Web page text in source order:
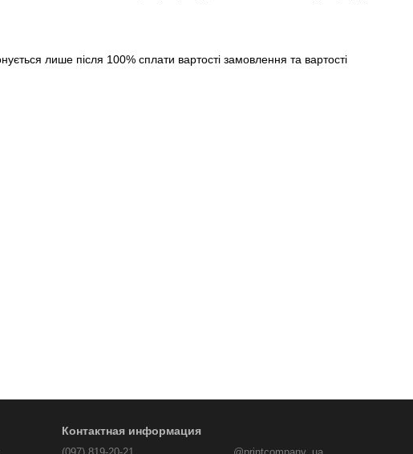
лише після 100% сплати вартості замовлення та вартості
Контактная информация